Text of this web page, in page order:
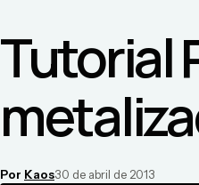
Tutorial
Por Kaos30 de abril de 2013